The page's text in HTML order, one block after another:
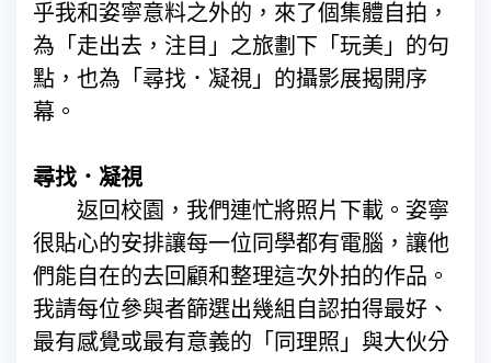
乎我和姿寧意料之外的，來了個集體自拍，
為「走出去，注目」之旅劃下「玩美」的句
點，也為「尋找．凝視」的攝影展揭開序
幕。
尋找．凝視
返回校園，我們連忙將照片下載。姿寧
很貼心的安排讓每一位同學都有電腦，讓他
們能自在的去回顧和整理這次外拍的作品。
我請每位參與者篩選出幾組自認拍得最好、
最有感覺或最有意義的「同理照」與大伙分